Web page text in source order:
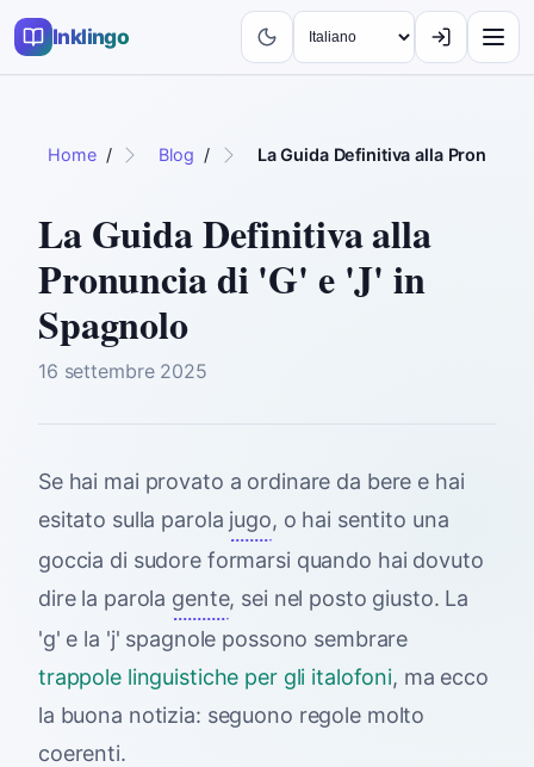
Inklingo
Home / Blog / La Guida Definitiva alla
La Guida Definitiva alla
Pronuncia di 'G' e 'J' in
Spagnolo
16 settembre 2025
Se hai mai provato a ordinare da bere e hai
esitato sulla parola jugo, o hai sentito una
goccia di sudore formarsi quando hai dovuto
dire la parola gente, sei nel posto giusto. La
'g' e la 'j' spagnole possono sembrare
trappole linguistiche per gli italofoni, ma ecco
la buona notizia: seguono regole molto
coerenti.